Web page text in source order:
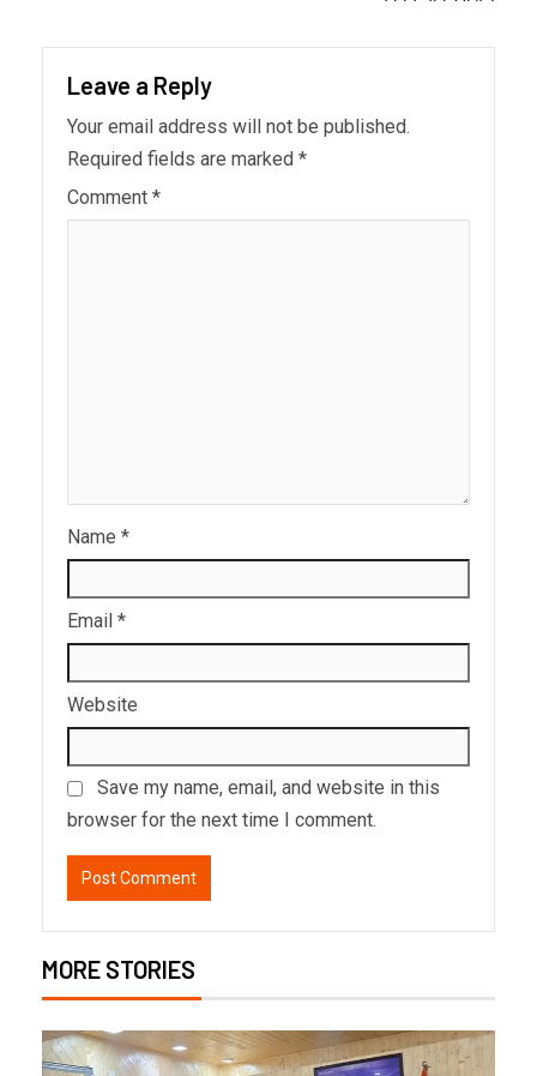
Leave a Reply
Your email address will not be published.
Required fields are marked *
Comment *
Name *
Email *
Website
Save my name, email, and website in this
browser for the next time I comment.
MORE STORIES